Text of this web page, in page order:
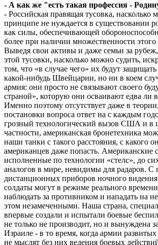
- А как же "есть такая профессия -
- Российская правящая тусовка, насколько
принципе не нуждается в существовании
как силы, обеспечивающей
более при наличии множественности этого
Выведя свои активы и даже семьи за
этой тусовки, насколько можно судить,
том, что «в случае чего» их будут
какой-нибудь Швейцарии, но ни в коем
армия: они просто не связывают своего
страной», которую они осваивают едва ли
Именно поэтому отсутствует даже в
постановки вопроса ответ на с каждым
грозный технологический вызов США и в
частности, американская бронетехника
наши танки с такого расстояния, с какого
американцев даже попасть. Американские
исполненные по технологии «стелс», до
аналогов в мире, невидимы для радаров.
дистанционных приборов ночного
солдаты могут в режиме реального
наблюдать за противником и нападать на
этом незамеченными. Наша страна,
впервые создали и испытали боевые
не только не производит, но и вынуждена
Израиле - в то время, когда армии
не мыслят без них ведения боевых